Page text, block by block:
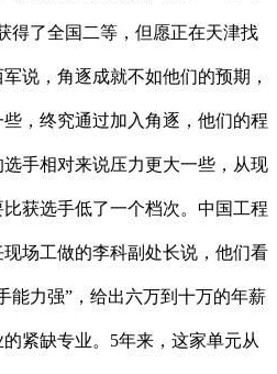
得了全国二等，但愿正在天津找
说，角逐成就不如他们的预期，
，终究通过加入角逐，他们的程
手相对来说压力更大一些，从现
获选手低了一个档次。中国工程
场工做的李科副处长说，他们看
能力强”，给出六万到十万的年薪
紧缺专业。5年来，这家单元从